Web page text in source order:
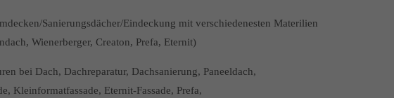
Sanierungsdächer/Eindeckung mit verschiedenesten Materilien
Wienerberger, Creaton, Prefa, Eternit)
bei Dach, Dachreparatur, Dachsanierung, Paneeldach,
Kleinformatfassade, Eternit-Fassade, Prefa,